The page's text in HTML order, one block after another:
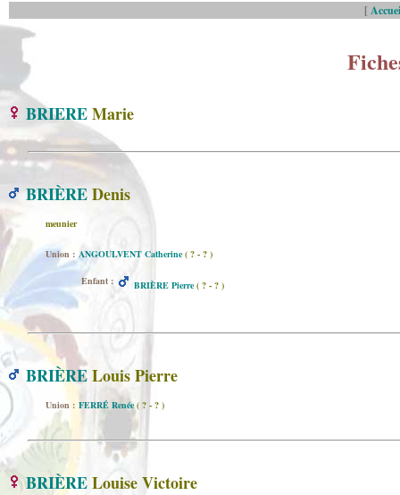
[
BRIEREMarie
BRIÈREDenis
meunier
Union : ANGOULVENT Catherine ( ? - ? )
Enfant : BRIÈRE Pierre ( ? - ? )
BRIÈRELouis Pierre
Union : FERRÉ Renée( ? - ? )
BRIÈRELouise Victoire